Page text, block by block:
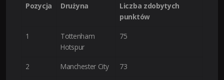
Pozycja Drużyna
Liczba zdobytych
punktów
1
Tottenham
Hotspur
75
2 Manchester City 73